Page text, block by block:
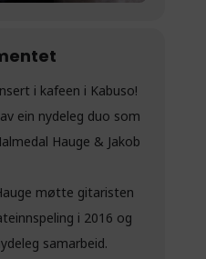
i kafeen i Kabuso!
ein nydeleg duo som
Hauge & Jakob
møtte gitaristen
i 2016 og
samarbeid.